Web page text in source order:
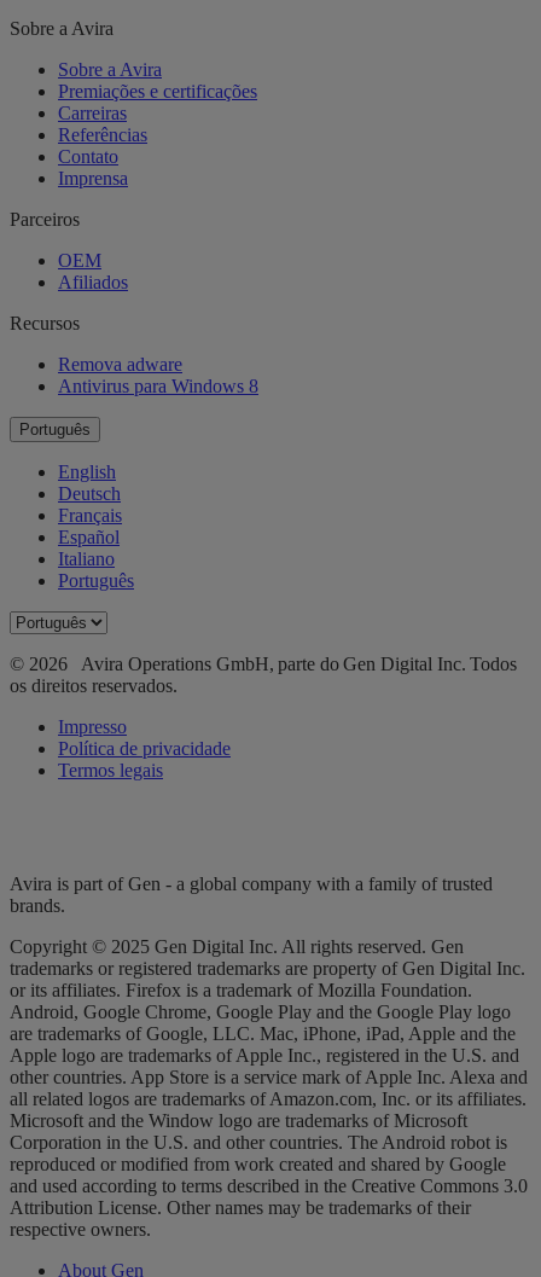
Sobre a Avira
Sobre a Avira
Premiações e certificações
Carreiras
Referências
Contato
Imprensa
Parceiros
OEM
Afiliados
Recursos
Remova adware
Antivirus para Windows 8
Português
English
Deutsch
Français
Español
Italiano
Português
© 2026 Avira Operations GmbH, parte do Gen Digital Inc. Todos
os direitos reservados.
Impresso
Política de privacidade
Termos legais
Avira is part of Gen - a global company with a family of trusted
brands.
Copyright © 2025 Gen Digital Inc. All rights reserved. Gen
trademarks or registered trademarks are property of Gen Digital Inc.
or its affiliates. Firefox is a trademark of Mozilla Foundation.
Android, Google Chrome, Google Play and the Google Play logo
are trademarks of Google, LLC. Mac, iPhone, iPad, Apple and the
Apple logo are trademarks of Apple Inc., registered in the U.S. and
other countries. App Store is a service mark of Apple Inc. Alexa and
all related logos are trademarks of Amazon.com, Inc. or its affiliates.
Microsoft and the Window logo are trademarks of Microsoft
Corporation in the U.S. and other countries. The Android robot is
reproduced or modified from work created and shared by Google
and used according to terms described in the Creative Commons 3.0
Attribution License. Other names may be trademarks of their
respective owners.
About Gen